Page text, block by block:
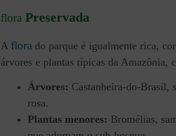
flora Preservada
A flora do parque é igualmente rica,
árvores e plantas típicas da Amazônia,
Árvores: Castanheira-do-Brasil,
rosa.
Plantas menores: Bromélias,